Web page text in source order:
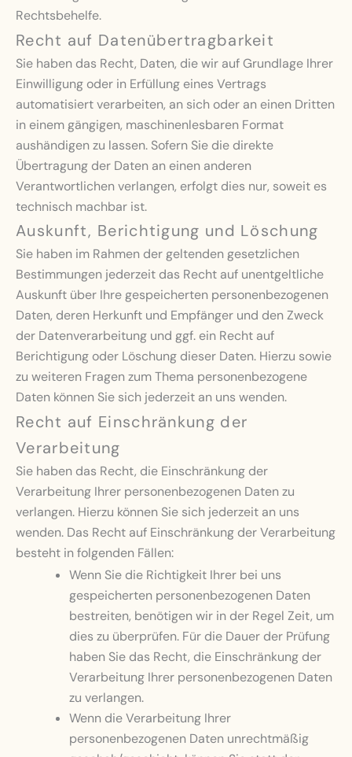
Rechtsbehelfe.
Recht auf Daten­übertrag­barkeit
Sie haben das Recht, Daten, die wir auf Grundlage Ihrer
Einwilligung oder in Erfüllung eines Vertrags
automatisiert verarbeiten, an sich oder an einen Dritten
in einem gängigen, maschinenlesbaren Format
aushändigen zu lassen. Sofern Sie die direkte
Übertragung der Daten an einen anderen
Verantwortlichen verlangen, erfolgt dies nur, soweit es
technisch machbar ist.
Auskunft, Berichtigung und Löschung
Sie haben im Rahmen der geltenden gesetzlichen
Bestimmungen jederzeit das Recht auf unentgeltliche
Auskunft über Ihre gespeicherten personenbezogenen
Daten, deren Herkunft und Empfänger und den Zweck
der Datenverarbeitung und ggf. ein Recht auf
Berichtigung oder Löschung dieser Daten. Hierzu sowie
zu weiteren Fragen zum Thema personenbezogene
Daten können Sie sich jederzeit an uns wenden.
Recht auf Einschränkung der
Verarbeitung
Sie haben das Recht, die Einschränkung der
Verarbeitung Ihrer personenbezogenen Daten zu
verlangen. Hierzu können Sie sich jederzeit an uns
wenden. Das Recht auf Einschränkung der Verarbeitung
besteht in folgenden Fällen:
Wenn Sie die Richtigkeit Ihrer bei uns
gespeicherten personenbezogenen Daten
bestreiten, benötigen wir in der Regel Zeit, um
dies zu überprüfen. Für die Dauer der Prüfung
haben Sie das Recht, die Einschränkung der
Verarbeitung Ihrer personenbezogenen Daten
zu verlangen.
Wenn die Verarbeitung Ihrer
personenbezogenen Daten unrechtmäßig